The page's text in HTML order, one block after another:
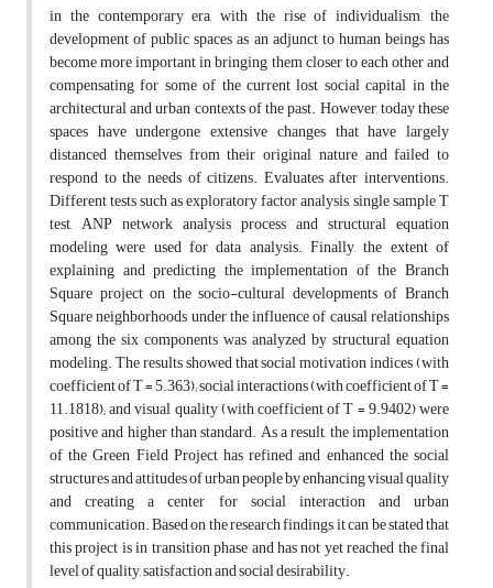
in the contemporary era, with the rise of individualism, the
development of public spaces as an adjunct to human beings has
become more important in bringing them closer to each other and
compensating for some of the current lost social capital in the
architectural and urban contexts of the past. However, today these
spaces have undergone extensive changes that have largely
distanced themselves from their original nature and failed to
respond to the needs of citizens. Evaluates after interventions.
Different tests such as exploratory factor analysis, single sample T
test, ANP network analysis process and structural equation
modeling were used for data analysis. Finally, the extent of
explaining and predicting the implementation of the Branch
Square project on the socio-cultural developments of Branch
Square neighborhoods under the influence of causal relationships
among the six components was analyzed by structural equation
modeling. The results showed that social motivation indices (with
coefficient of T = 5.363); social interactions (with coefficient of T =
11.1818); and visual quality (with coefficient of T = 9.9402) were
positive and higher than standard. As a result, the implementation
of the Green Field Project has refined and enhanced the social
structures and attitudes of urban people by enhancing visual quality
and creating a center for social interaction and urban
communication. Based on the research findings, it can be stated that
this project is in transition phase and has not yet reached the final
level of quality, satisfaction and social desirability.